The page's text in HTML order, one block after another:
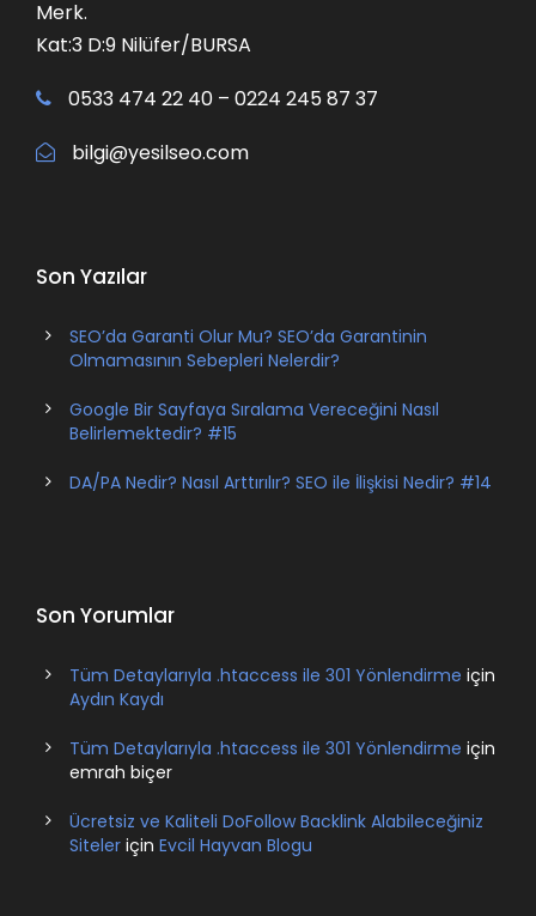
Merk.
Kat:3 D:9 Nilüfer/BURSA
0533 474 22 40 – 0224 245 87 37
bilgi@yesilseo.com
Son Yazılar
SEO’da Garanti Olur Mu? SEO’da Garantinin
Olmamasının Sebepleri Nelerdir?
Google Bir Sayfaya Sıralama Vereceğini Nasıl
Belirlemektedir? #15
DA/PA Nedir? Nasıl Arttırılır? SEO ile İlişkisi Nedir? #14
Son Yorumlar
Tüm Detaylarıyla .htaccess ile 301 Yönlendirme için
Aydın Kaydı
Tüm Detaylarıyla .htaccess ile 301 Yönlendirme için
emrah biçer
Ücretsiz ve Kaliteli DoFollow Backlink Alabileceğiniz
Siteler için Evcil Hayvan Blogu